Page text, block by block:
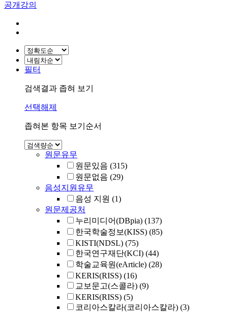
공개강의
필터
검색결과 좁혀 보기
선택해제
좁혀본 항목 보기순서
원문유무
원문있음 (315)
원문없음 (29)
음성지원유무
음성 지원 (1)
원문제공처
누리미디어(DBpia) (137)
한국학술정보(KISS) (85)
KISTI(NDSL) (75)
한국연구재단(KCI) (44)
학술교육원(eArticle) (28)
KERIS(RISS) (16)
교보문고(스콜라) (9)
KERIS(RISS) (5)
코리아스칼라(코리아스칼라) (3)